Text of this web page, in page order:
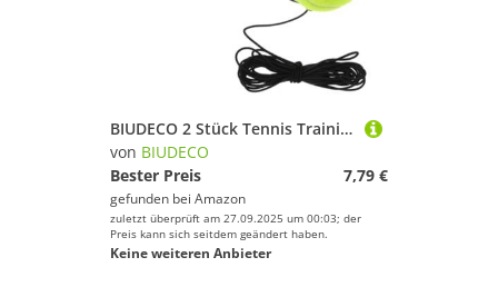
BIUDECO 2 Stück Tennis Trainingsbälle mit Elastischer Schnur Kompakte Tennistrainer Bälle für Anfänger Fördert Reaktionszeit und Koordination Leicht Tragbar für Effektives Training
von BIUDECO
Bester Preis
7,79 €
gefunden bei Amazon
zuletzt überprüft am 27.09.2025 um 00:03; der
Preis kann sich seitdem geändert haben.
Keine weiteren Anbieter